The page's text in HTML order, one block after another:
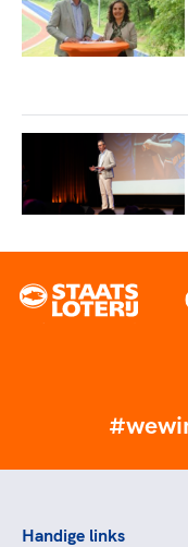
Handige links